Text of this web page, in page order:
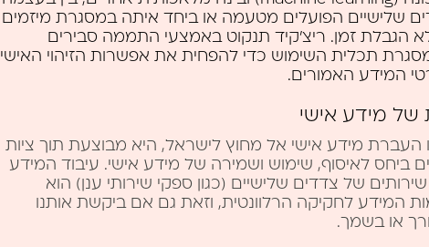
שלישיים הפועלים מטעמה או ביחד איתה במסגרת מיזמים
הגבלת זמן. ריצ’קיד תנקוט באמצעי התממה סבירים
תכלית השימוש כדי להפחית את אפשרות הזיהוי האישי
המידע האמורים.
של מידע אישי
העברת מידע אישי אל מחוץ לישראל, היא מבוצעת תוך ציות
ביחס לאיסוף, שימוש ושמירה של מידע אישי. עיבוד המידע
של צדדים שלישיים (כגון ספקי שירותי ענן) הוא
המידע לחקיקה הרלוונטית, וזאת גם אם ביקשת אותנו
או בשמך.